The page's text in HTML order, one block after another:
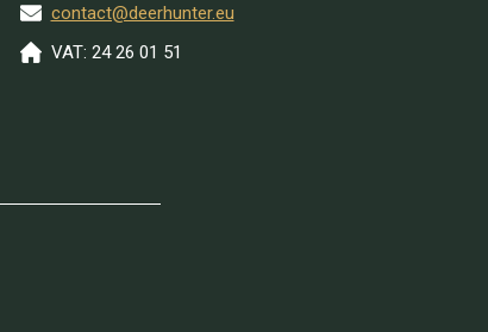
contact@deerhunter.eu
VAT: 24 26 01 51